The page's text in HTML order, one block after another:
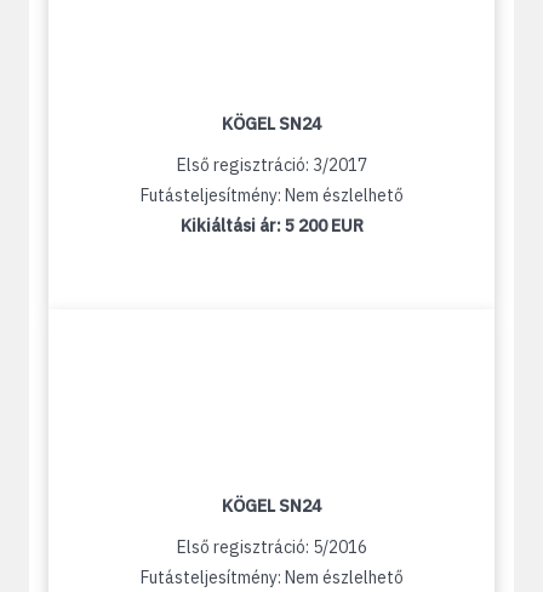
KÖGEL SN24
Első regisztráció: 3/2017
Futásteljesítmény: Nem észlelhető
Kikiáltási ár:5 200 EUR
KÖGEL SN24
Első regisztráció: 5/2016
Futásteljesítmény: Nem észlelhető